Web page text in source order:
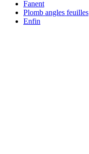
Fanent
Plomb angles feuilles
Enfin